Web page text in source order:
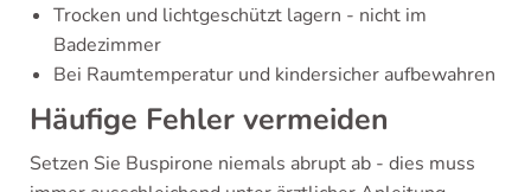
Trocken und lichtgeschützt lagern - nicht im
Badezimmer
Bei Raumtemperatur und kindersicher aufbewahren
Häufige Fehler vermeiden
Setzen Sie Buspirone niemals abrupt ab - dies muss